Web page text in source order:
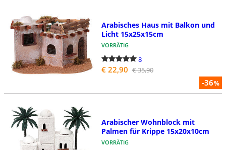
-36%
Arabisches Haus mit Balkon und
Licht 15x25x15cm
VORRÄTIG
8
€ 22,90 € 35,90
Arabischer Wohnblock mit
Palmen für Krippe 15x20x10cm
VORRÄTIG